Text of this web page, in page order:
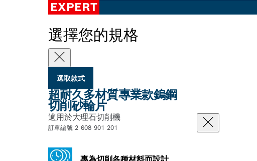
EXPERT
選擇您的規格
選取款式
超耐久多材質專業款鎢鋼
切削砂輪片
適用於大理石切削機
訂單編號 2 608 901 201